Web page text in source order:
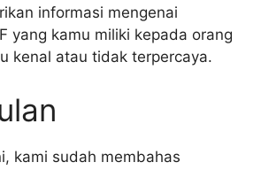
informasi mengenai
yang kamu miliki kepada orang
kenal atau tidak terpercaya.
kami sudah membahas